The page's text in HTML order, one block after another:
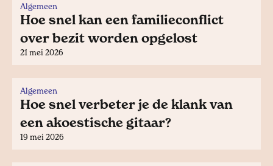
Algemeen
Hoe snel kan een familieconflict
over bezit worden opgelost
21 mei 2026
Algemeen
Hoe snel verbeter je de klank van
een akoestische gitaar?
19 mei 2026